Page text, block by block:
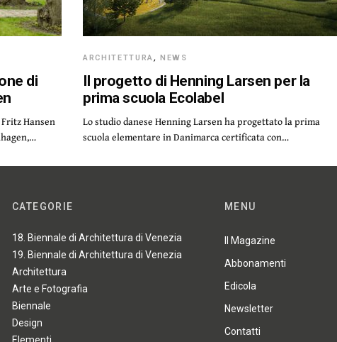
di
Hansen
ARCHITETTURA,NEWS
Il progetto di Henning Larsen per la
prima scuola Ecolabel
Lo studio danese Henning Larsen ha progettato la prima
scuola elementare in Danimarca certificata con…
CATEGORIE
18. Biennale di Architettura di Venezia
19. Biennale di Architettura di Venezia
Architettura
Arte e Fotografia
Biennale
Design
MENU
Il Magazine
Abbonamenti
Edicola
Newsletter
Contatti